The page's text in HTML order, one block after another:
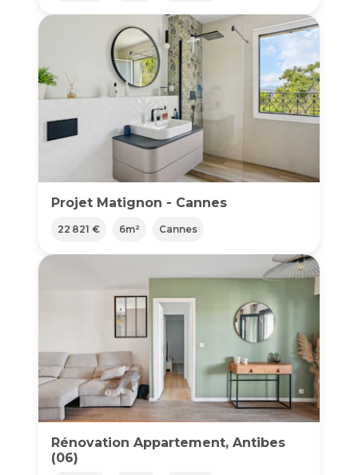
Projet Matignon - Cannes
22 821 € 6m² Cannes
Rénovation Appartement, Antibes
(06)